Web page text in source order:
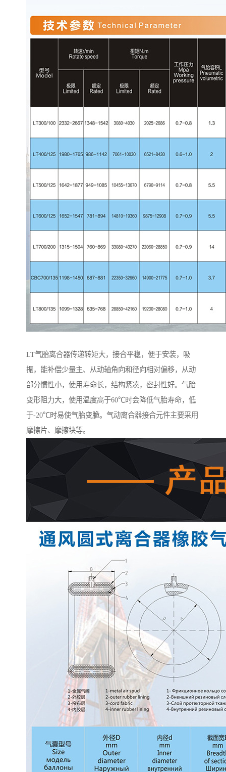
LT气胎离合器传递转矩大，接合平稳，便于安装，吸
振，能补偿少量主、从动轴角向和径向相对偏移，从动
部分惯性小，使用寿命长，结构紧凑，密封性好。气胎
变形阻力大，使用温度高于60℃时会降低气胎寿命，低
于-20℃时易使气胎变脆。气动离合器接合元件主要采用
摩擦片、摩擦块等。